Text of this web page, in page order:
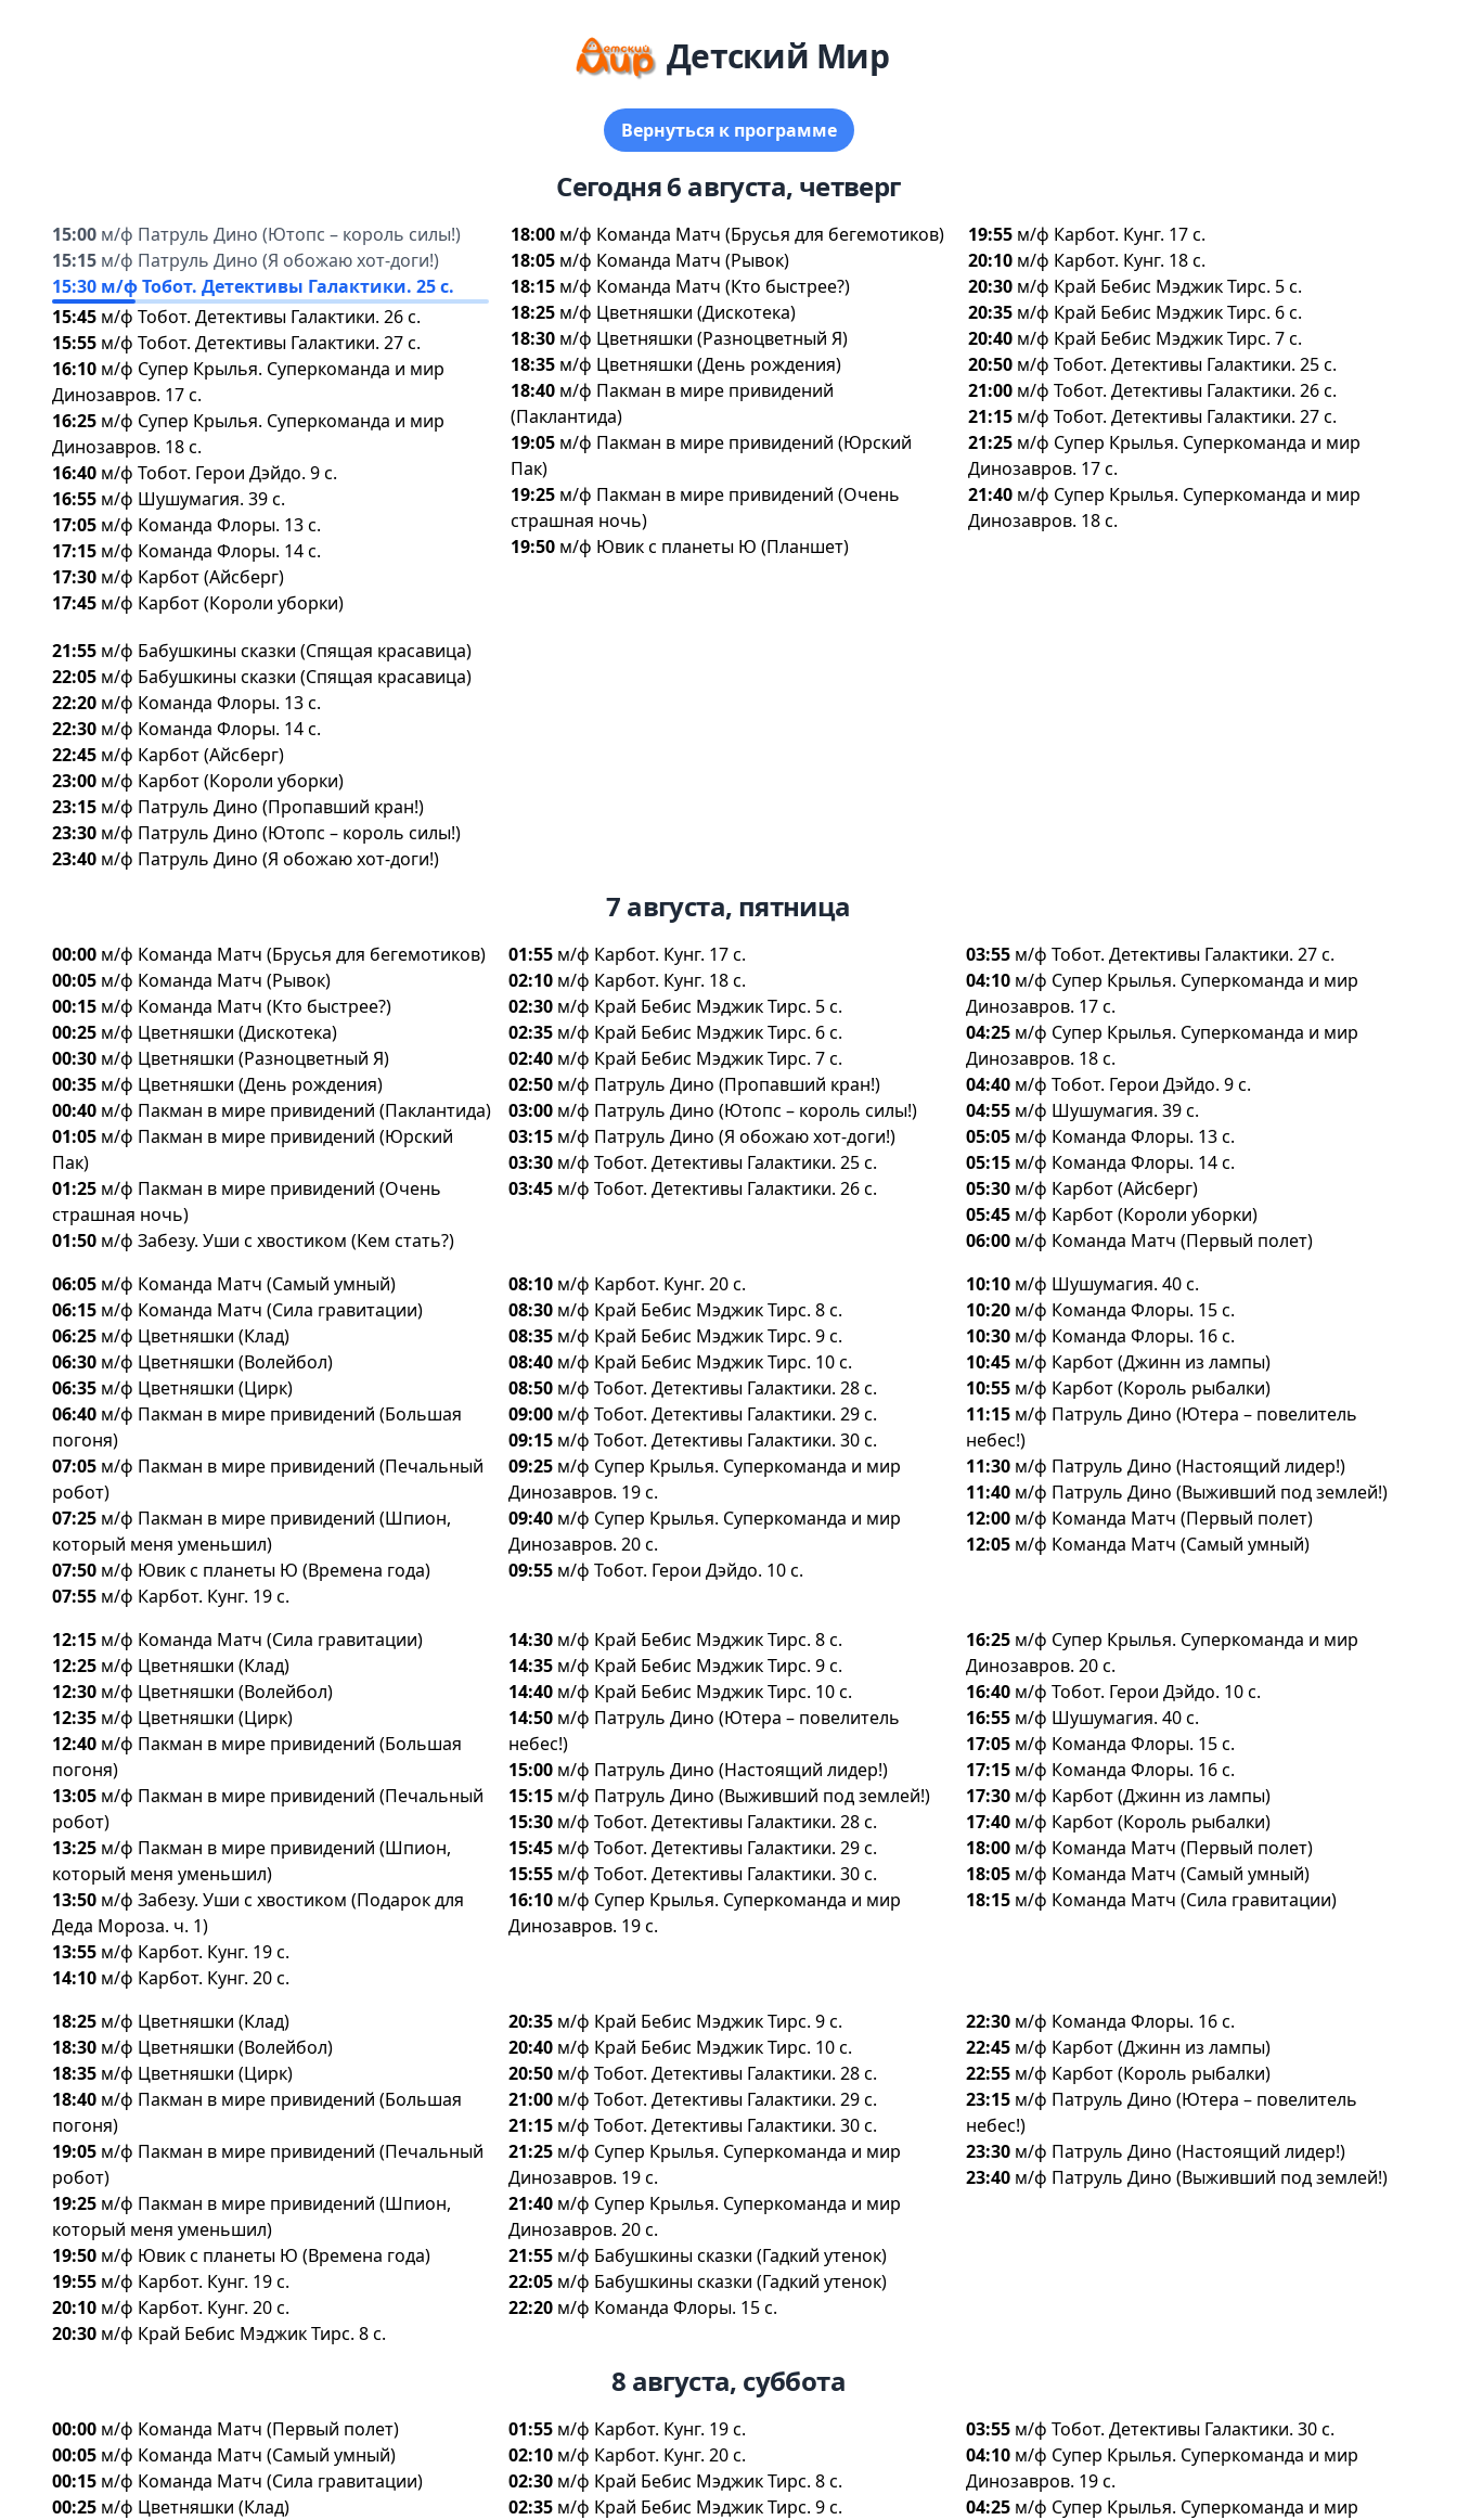
Детский Мир
ернуться к программе
Сегодня 6 августа, четвер
15:00 м/ф Патруль Дино (Ютопс – король силы!)
15:15 м/ф Патруль Дино (Я обожаю хот-доги!)
15:30 м/ф Тобот. Детективы Галактики. 25 с.
15:45 м/ф Тобот. Детективы Галактики. 26 с.
15:55 м/ф Тобот. Детективы Галактики. 27 с.
16:10 м/ф Супер Крылья. Суперкоманда и мир
Динозавров. 17 с.
16:25 м/ф Супер Крылья. Суперкоманда и мир
Динозавров. 18 с.
16:40 м/ф Тобот. Герои Дэйдо. 9 с.
16:55 м/ф Шушумагия. 39 с.
17:05 м/ф Команда Флоры. 13 с.
17:15 м/ф Команда Флоры. 14 с.
17:30 м/ф Карбот (Айсберг)
17:45 м/ф Карбот (Короли уборки)
18:00 м/ф Команда Матч (Брусья для бегемотиков)
18:05 м/ф Команда Матч (Рывок)
18:15 м/ф Команда Матч (Кто быстрее?)
18:25 м/ф Цветняшки (Дискотека)
18:30 м/ф Цветняшки (Разноцветный Я)
18:35 м/ф Цветняшки (День рождения)
18:40 м/ф Пакман в мире привидений
(Паклантида)
19:05 м/ф Пакман в мире привидений (Юрский
Пак)
19:25 м/ф Пакман в мире привидений (Очень
страшная ночь)
19:50 м/ф Ювик с планеты Ю (Планшет)
19:55 м/ф Карбот. Кунг. 17 с.
20:10 м/ф Карбот. Кунг. 18 с.
20:30 м/ф Край Бебис Мэджик Тирс. 5 с.
20:35 м/ф Край Бебис Мэджик Тирс. 6 с.
20:40 м/ф Край Бебис Мэджик Тирс. 7 с.
20:50 м/ф Тобот. Детективы Галактики. 25 с.
21:00 м/ф Тобот. Детективы Галактики. 26 с.
21:15 м/ф Тобот. Детективы Галактики. 27 с.
21:25 м/ф Супер Крылья. Суперкоманда и мир
Динозавров. 17 с.
21:40 м/ф Супер Крылья. Суперкоманда и мир
Динозавров. 18 с.
21:55 м/ф Бабушкины сказки (Спящая красавица)
22:05 м/ф Бабушкины сказки (Спящая красавица)
22:20 м/ф Команда Флоры. 13 с.
22:30 м/ф Команда Флоры. 14 с.
22:45 м/ф Карбот (Айсберг)
23:00 м/ф Карбот (Короли уборки)
23:15 м/ф Патруль Дино (Пропавший кран!)
23:30 м/ф Патруль Дино (Ютопс – король силы!)
23:40 м/ф Патруль Дино (Я обожаю хот-доги!)
7 августа, пятница
00:00 м/ф Команда Матч (Брусья для бегемотиков)
00:05 м/ф Команда Матч (Рывок)
00:15 м/ф Команда Матч (Кто быстрее?)
00:25 м/ф Цветняшки (Дискотека)
00:30 м/ф Цветняшки (Разноцветный Я)
00:35 м/ф Цветняшки (День рождения)
00:40 м/ф Пакман в мире привидений (Паклантида)
01:05 м/ф Пакман в мире привидений (Юрский
Пак)
01:25 м/ф Пакман в мире привидений (Очень
страшная ночь)
01:50 м/ф Забезу. Уши с хвостиком (Кем стать?)
01:55 м/ф Карбот. Кунг. 17 с.
02:10 м/ф Карбот. Кунг. 18 с.
02:30 м/ф Край Бебис Мэджик Тирс. 5 с.
02:35 м/ф Край Бебис Мэджик Тирс. 6 с.
02:40 м/ф Край Бебис Мэджик Тирс. 7 с.
02:50 м/ф Патруль Дино (Пропавший кран!)
03:00 м/ф Патруль Дино (Ютопс – король силы!)
03:15 м/ф Патруль Дино (Я обожаю хот-доги!)
03:30 м/ф Тобот. Детективы Галактики. 25 с.
03:45 м/ф Тобот. Детективы Галактики. 26 с.
03:55 м/ф Тобот. Детективы Галактики. 27 с.
04:10 м/ф Супер Крылья. Суперкоманда и мир
Динозавров. 17 с.
04:25 м/ф Супер Крылья. Суперкоманда и мир
Динозавров. 18 с.
04:40 м/ф Тобот. Герои Дэйдо. 9 с.
04:55 м/ф Шушумагия. 39 с.
05:05 м/ф Команда Флоры. 13 с.
05:15 м/ф Команда Флоры. 14 с.
05:30 м/ф Карбот (Айсберг)
05:45 м/ф Карбот (Короли уборки)
06:00 м/ф Команда Матч (Первый полет)
06:05 м/ф Команда Матч (Самый умный)
06:15 м/ф Команда Матч (Сила гравитации)
06:25 м/ф Цветняшки (Клад)
06:30 м/ф Цветняшки (Волейбол)
06:35 м/ф Цветняшки (Цирк)
06:40 м/ф Пакман в мире привидений (Большая
погоня)
07:05 м/ф Пакман в мире привидений (Печальный
робот)
07:25 м/ф Пакман в мире привидений (Шпион,
который меня уменьшил)
07:50 м/ф Ювик с планеты Ю (Времена года)
07:55 м/ф Карбот. Кунг. 19 с.
08:10 м/ф Карбот. Кунг. 20 с.
08:30 м/ф Край Бебис Мэджик Тирс. 8 с.
08:35 м/ф Край Бебис Мэджик Тирс. 9 с.
08:40 м/ф Край Бебис Мэджик Тирс. 10 с.
08:50 м/ф Тобот. Детективы Галактики. 28 с.
09:00 м/ф Тобот. Детективы Галактики. 29 с.
09:15 м/ф Тобот. Детективы Галактики. 30 с.
09:25 м/ф Супер Крылья. Суперкоманда и мир
Динозавров. 19 с.
09:40 м/ф Супер Крылья. Суперкоманда и мир
Динозавров. 20 с.
09:55 м/ф Тобот. Герои Дэйдо. 10 с.
10:10 м/ф Шушумагия. 40 с.
10:20 м/ф Команда Флоры. 15 с.
10:30 м/ф Команда Флоры. 16 с.
10:45 м/ф Карбот (Джинн из лампы)
10:55 м/ф Карбот (Король рыбалки)
11:15 м/ф Патруль Дино (Ютера – повелитель
небес!)
11:30 м/ф Патруль Дино (Настоящий лидер!)
11:40 м/ф Патруль Дино (Выживший под землей!)
12:00 м/ф Команда Матч (Первый полет)
12:05 м/ф Команда Матч (Самый умный)
12:15 м/ф Команда Матч (Сила гравитации)
12:25 м/ф Цветняшки (Клад)
12:30 м/ф Цветняшки (Волейбол)
12:35 м/ф Цветняшки (Цирк)
12:40 м/ф Пакман в мире привидений (Большая
погоня)
13:05 м/ф Пакман в мире привидений (Печальный
робот)
13:25 м/ф Пакман в мире привидений (Шпион,
который меня уменьшил)
13:50 м/ф Забезу. Уши с хвостиком (Подарок для
Деда Мороза. ч. 1)
13:55 м/ф Карбот. Кунг. 19 с.
14:10 м/ф Карбот. Кунг. 20 с.
14:30 м/ф Край Бебис Мэджик Тирс. 8 с.
14:35 м/ф Край Бебис Мэджик Тирс. 9 с.
14:40 м/ф Край Бебис Мэджик Тирс. 10 с.
14:50 м/ф Патруль Дино (Ютера – повелитель
небес!)
15:00 м/ф Патруль Дино (Настоящий лидер!)
15:15 м/ф Патруль Дино (Выживший под землей!)
15:30 м/ф Тобот. Детективы Галактики. 28 с.
15:45 м/ф Тобот. Детективы Галактики. 29 с.
15:55 м/ф Тобот. Детективы Галактики. 30 с.
16:10 м/ф Супер Крылья. Суперкоманда и мир
Динозавров. 19 с.
16:25 м/ф Супер Крылья. Суперкоманда и мир
Динозавров. 20 с.
16:40 м/ф Тобот. Герои Дэйдо. 10 с.
16:55 м/ф Шушумагия. 40 с.
17:05 м/ф Команда Флоры. 15 с.
17:15 м/ф Команда Флоры. 16 с.
17:30 м/ф Карбот (Джинн из лампы)
17:40 м/ф Карбот (Король рыбалки)
18:00 м/ф Команда Матч (Первый полет)
18:05 м/ф Команда Матч (Самый умный)
18:15 м/ф Команда Матч (Сила гравитации)
18:25 м/ф Цветняшки (Клад)
18:30 м/ф Цветняшки (Волейбол)
18:35 м/ф Цветняшки (Цирк)
18:40 м/ф Пакман в мире привидений (Большая
погоня)
19:05 м/ф Пакман в мире привидений (Печальный
робот)
19:25 м/ф Пакман в мире привидений (Шпион,
который меня уменьшил)
19:50 м/ф Ювик с планеты Ю (Времена года)
19:55 м/ф Карбот. Кунг. 19 с.
20:10 м/ф Карбот. Кунг. 20 с.
20:30 м/ф Край Бебис Мэджик Тирс. 8 с.
20:35 м/ф Край Бебис Мэджик Тирс. 9 с.
20:40 м/ф Край Бебис Мэджик Тирс. 10 с.
20:50 м/ф Тобот. Детективы Галактики. 28 с.
21:00 м/ф Тобот. Детективы Галактики. 29 с.
21:15 м/ф Тобот. Детективы Галактики. 30 с.
21:25 м/ф Супер Крылья. Суперкоманда и мир
Динозавров. 19 с.
21:40 м/ф Супер Крылья. Суперкоманда и мир
Динозавров. 20 с.
21:55 м/ф Бабушкины сказки (Гадкий утенок)
22:05 м/ф Бабушкины сказки (Гадкий утенок)
22:20 м/ф Команда Флоры. 15 с.
22:30 м/ф Команда Флоры. 16 с.
22:45 м/ф Карбот (Джинн из лампы)
22:55 м/ф Карбот (Король рыбалки)
23:15 м/ф Патруль Дино (Ютера – повелитель
небес!)
23:30 м/ф Патруль Дино (Настоящий лидер!)
23:40 м/ф Патруль Дино (Выживший под землей!)
8 августа, суббота
00:00 м/ф Команда Матч (Первый полет)
00:05 м/ф Команда Матч (Самый умный)
00:15 м/ф Команда Матч (Сила гравитации)
00:25 м/ф Цветняшки (Клад)
01:55 м/ф Карбот. Кунг. 19 с.
02:10 м/ф Карбот. Кунг. 20 с.
02:30 м/ф Край Бебис Мэджик Тирс. 8 с.
02:35 м/ф Край Бебис Мэджик Тирс. 9 с.
03:55 м/ф Тобот. Детективы Галактики. 30 с.
04:10 м/ф Супер Крылья. Суперкоманда и мир
Динозавров. 19 с.
04:25 м/ф Супер Крылья. Суперкоманда и мир